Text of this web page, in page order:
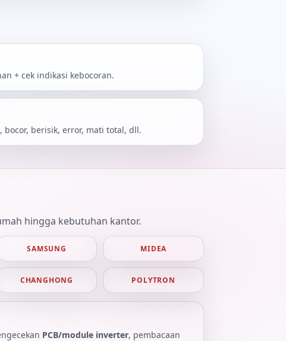
+ cek indikasi kebocoran.
bocor, berisik, error, mati total, dll.
hingga kebutuhan kantor.
SAMSUNG MIDEA
CHANGHONG POLYTRON
PCB/module inverter, pembacaan